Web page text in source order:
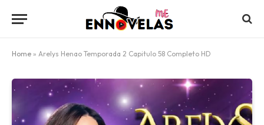
Home » Arelys Henao Temporada 2 Capitulo 58 Completo HD